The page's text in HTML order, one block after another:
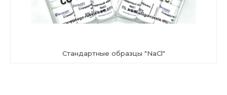
Стандартные образцы "NaCl"